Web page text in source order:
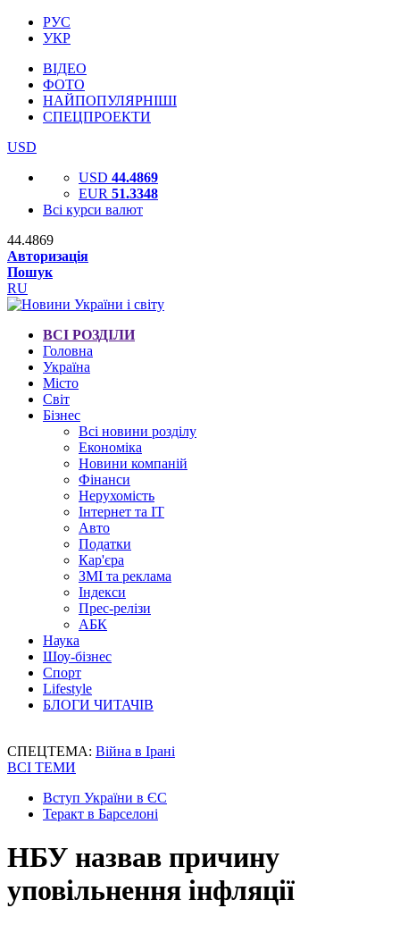
РУС
УКР
ВІДЕО
ФОТО
НАЙПОПУЛЯРНІШІ
СПЕЦПРОЕКТИ
USD
USD 44.4869
EUR 51.3348
Всі курси валют
44.4869
Авторизація
Пошук
RU
ВСІ РОЗДІЛИ
Головна
Україна
Місто
Світ
Бізнес
Всі новини розділу
Економіка
Новини компаній
Фінанси
Нерухомість
Інтернет та IT
Авто
Податки
Кар'єра
ЗМІ та реклама
Індекси
Прес-релізи
АБК
Наука
Шоу-бізнес
Спорт
Lifestyle
БЛОГИ ЧИТАЧІВ
СПЕЦТЕМА: Війна в Ірані
ВСІ ТЕМИ
Вступ України в ЄС
Теракт в Барселоні
НБУ назвав причину
уповільнення інфляції